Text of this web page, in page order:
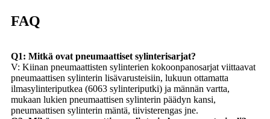
FAQ
Q1: Mitkä ovat pneumaattiset sylinterisarjat?
V: Kiinan pneumaattisten sylinterien kokoonpanosarjat viittaavat
pneumaattisen sylinterin lisävarusteisiin, lukuun ottamatta
ilmasylinteriputkea (6063 sylinteriputki) ja männän vartta,
mukaan lukien pneumaattisen sylinterin päädyn kansi,
pneumaattisen sylinterin mäntä, tiivisterengas jne.